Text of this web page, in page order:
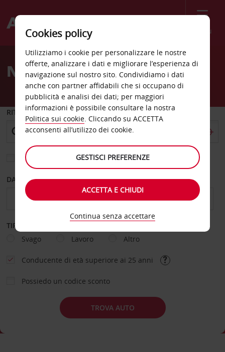
Menù
Welcome
AvisNoleggio auto Sassuolo
RITIRO DA
Scegli una località di riconsegna diversa
DAL GIORNO AL GIORNO
TIPOLOGIA DI NOLEGGIO
Svago
Lavoro Altro
Conducente di età superiore ai 25 anni
Possiedo un codice sconto
TROVA AUTO
Cookies policy
Utilizziamo i cookie per personalizzare le nostre
offerte, analizzare i dati e migliorare l’esperienza di
navigazione sul nostro sito. Condividiamo i dati
anche con partner affidabili che si occupano di
pubblicità e analisi dei dati; per maggiori
informazioni è possibile consultare la nostra
Politica sui cookie. Cliccando su ACCETTA
acconsenti all’utilizzo dei cookie.
GESTISCI PREFERENZE
ACCETTA E CHIUDI
Continua senza accettare